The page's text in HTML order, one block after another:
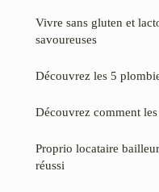
Vivre sans gluten et
savoureuses
Découvrez les 5
Découvrez comment
Proprio locataire
réussi